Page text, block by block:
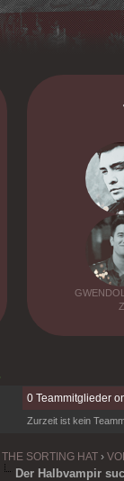
0 Teammitglieder
Zurzeit ist kein
THE SORTING HAT›
Der Halbvampir